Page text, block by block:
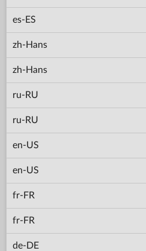
es-ES
zh-Hans
zh-Hans
ru-RU
ru-RU
en-US
en-US
fr-FR
fr-FR
de-DE